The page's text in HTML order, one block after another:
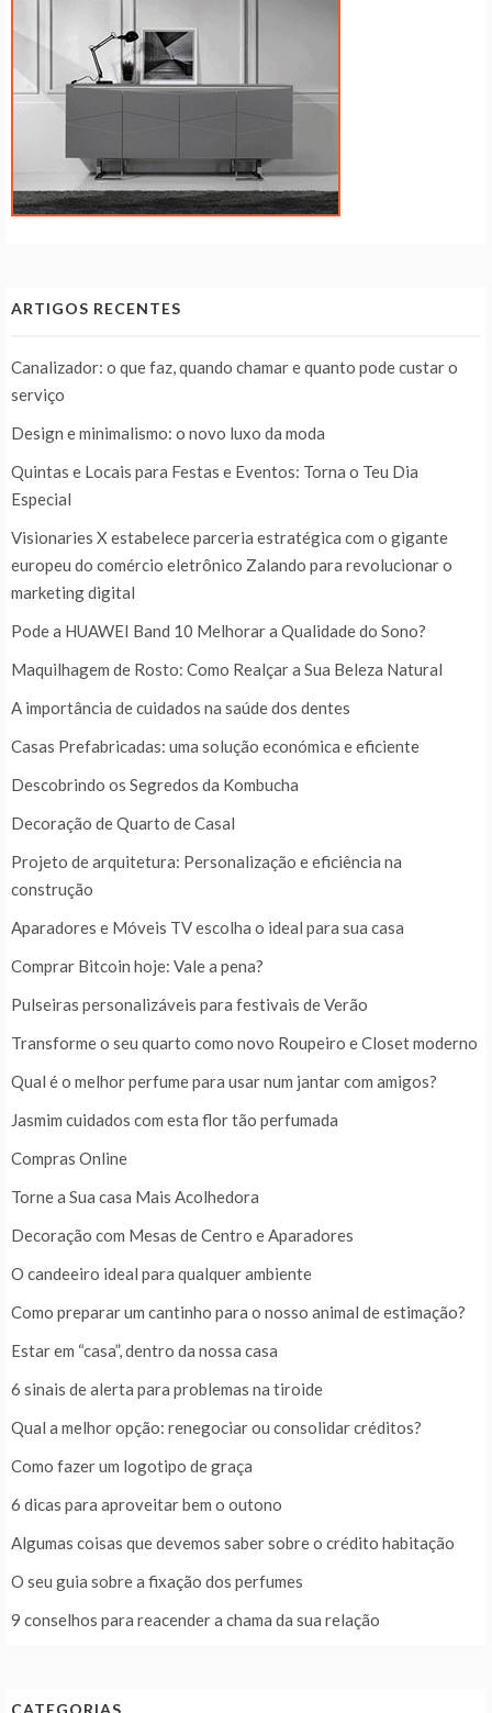
ARTIGOS RECENTES
Canalizador: o que faz, quando chamar e quanto pode custar o
serviço
Design e minimalismo: o novo luxo da moda
Quintas e Locais para Festas e Eventos: Torna o Teu Dia
Especial
Visionaries X estabelece parceria estratégica com o gigante
europeu do comércio eletrônico Zalando para revolucionar o
marketing digital
Pode a HUAWEI Band 10 Melhorar a Qualidade do Sono?
Maquilhagem de Rosto: Como Realçar a Sua Beleza Natural
A importância de cuidados na saúde dos dentes
Casas Prefabricadas: uma solução económica e eficiente
Descobrindo os Segredos da Kombucha
Decoração de Quarto de Casal
Projeto de arquitetura: Personalização e eficiência na
construção
Aparadores e Móveis TV escolha o ideal para sua casa
Comprar Bitcoin hoje: Vale a pena?
Pulseiras personalizáveis para festivais de Verão
Transforme o seu quarto como novo Roupeiro e Closet moderno
Qual é o melhor perfume para usar num jantar com amigos?
Jasmim cuidados com esta flor tão perfumada
Compras Online
Torne a Sua casa Mais Acolhedora
Decoração com Mesas de Centro e Aparadores
O candeeiro ideal para qualquer ambiente
Como preparar um cantinho para o nosso animal de estimação?
Estar em “casa”, dentro da nossa casa
6 sinais de alerta para problemas na tiroide
Qual a melhor opção: renegociar ou consolidar créditos?
Como fazer um logotipo de graça
6 dicas para aproveitar bem o outono
Algumas coisas que devemos saber sobre o crédito habitação
O seu guia sobre a fixação dos perfumes
9 conselhos para reacender a chama da sua relação
CATEGORIAS